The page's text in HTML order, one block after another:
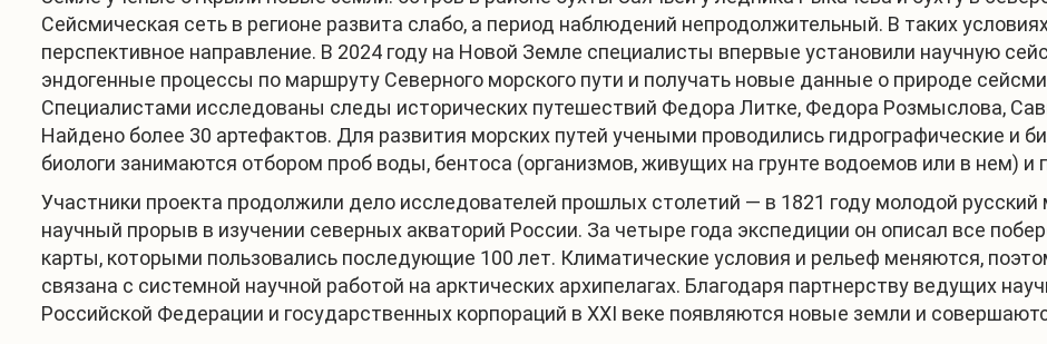
Сейсмическая сеть в регионе развита слабо, а период наблюдений непродолжительный. В таких
перспективное направление. В 2024 году на Новой Земле специалисты впервые установили научную
эндогенные процессы по маршруту Северного морского пути и получать новые данные о природе
Специалистами исследованы следы исторических путешествий Федора Литке, Федора Розмыслова,
Найдено более 30 артефактов. Для развития морских путей учеными проводились гидрографические и
биологи занимаются отбором проб воды, бентоса (организмов, живущих на грунте водоемов или в нем) и
Участники проекта продолжили дело исследователей прошлых столетий — в 1821 году молодой
научный прорыв в изучении северных акваторий России. За четыре года экспедиции он описал все
карты, которыми пользовались последующие 100 лет. Климатические условия и рельеф меняются,
связана с системной научной работой на арктических архипелагах. Благодаря партнерству ведущих
Российской Федерации и государственных корпораций в XXI веке появляются новые земли и